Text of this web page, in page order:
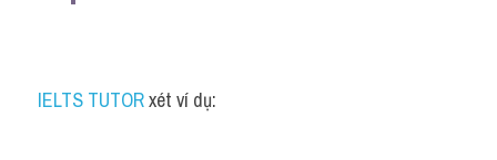
IELTS TUTOR xét ví dụ: